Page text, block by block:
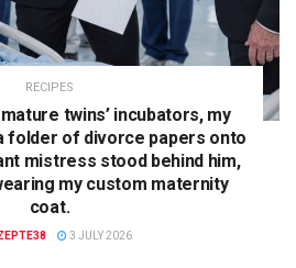
RECIPES
twins’ incubators, my
folder of divorce papers onto
mistress stood behind him,
my custom maternity
coat.
3 JULY 2026